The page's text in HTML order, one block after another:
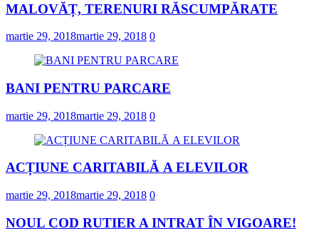
MALOVĂȚ, TERENURI RĂSCUMPĂRATE
martie 29, 2018martie 29, 2018 0
BANI PENTRU PARCARE
martie 29, 2018martie 29, 2018 0
ACȚIUNE CARITABILĂ A ELEVILOR
martie 29, 2018martie 29, 2018 0
NOUL COD RUTIER A INTRAT ÎN VIGOARE!